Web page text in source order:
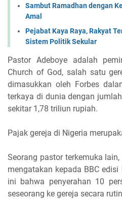
Sambut Ramadhan dengan
Amal
Pejabat Kaya Raya, Rakyat
Sistem Politik Sekular
Pastor Adeboye adalah
Church of God, salah satu
dimasukkan oleh Forbes
terkaya di dunia dengan
sekitar 1,78 triliun rupiah.
Pajak gereja di Nigeria
Seorang pastor terkemuka
mengatakan kepada BBC
ini bahwa penyerahan 10
seseorang ke gereja secara